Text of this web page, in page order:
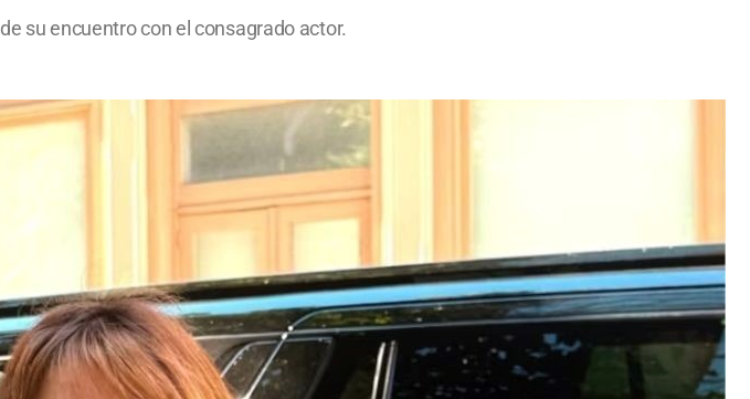
su encuentro con el consagrado actor.